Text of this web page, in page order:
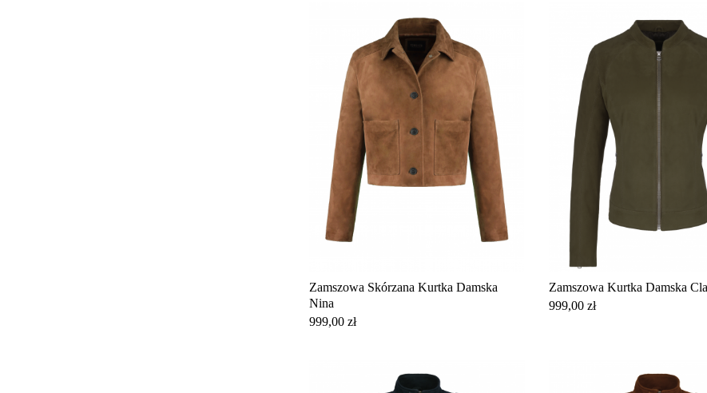
Zamszowa Skórzana Kurtka Damska
Nina
Cena
999,00 zł
Zamszowa Kurtka Damska
Cena
999,00 zł